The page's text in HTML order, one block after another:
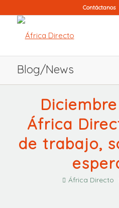
Contáctanos
Blog/News
África
de trabajo,
África Directo